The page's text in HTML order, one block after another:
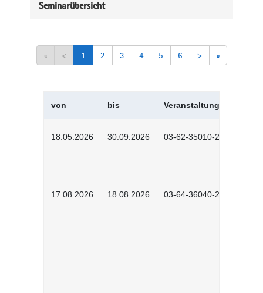
Seminarübersicht
« < 1 2 3 4 5 6 > »
von bis Veranstaltungskürzel
18.05.2026 30.09.2026 03-62-35010-2502
17.08.2026 18.08.2026 03-64-36040-2601